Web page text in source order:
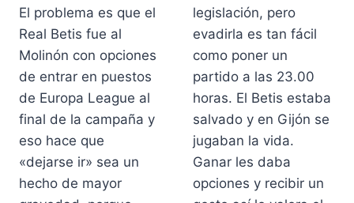
El problema es que el
Real Betis fue al
Molinón con opciones
de entrar en puestos
de Europa League al
final de la campaña y
eso hace que
«dejarse ir» sea un
hecho de mayor
legislación, pero
evadirla es tan fácil
como poner un
partido a las 23.00
horas. El Betis estaba
salvado y en Gijón se
jugaban la vida.
Ganar les daba
opciones y recibir un